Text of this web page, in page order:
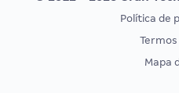
CONCURSOS POR PROFISSÃO
Política de
Mapa